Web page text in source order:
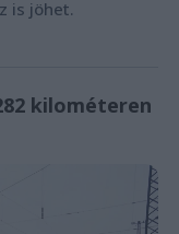
is jöhet.
kilométeren